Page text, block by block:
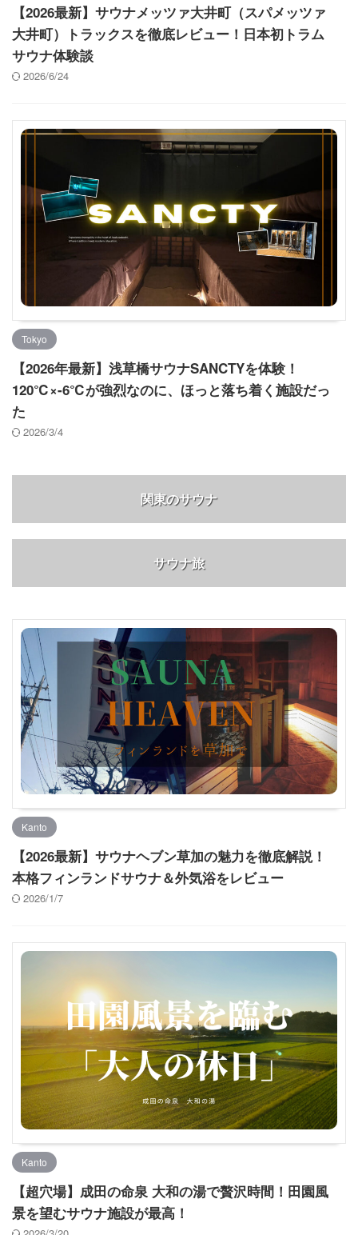
【2026最新】サウナメッツァ大井町（スパメッツァ
大井町）トラックスを徹底レビュー！日本初トラム
サウナ体験談
2026/6/24
Tokyo
【2026年最新】浅草橋サウナSANCTYを体験！
120℃×-6℃が強烈なのに、ほっと落ち着く施設だっ
た
2026/3/4
関東のサウナ
サウナ旅
Kanto
【2026最新】サウナヘブン草加の魅力を徹底解説！
本格フィンランドサウナ＆外気浴をレビュー
2026/1/7
Kanto
【超穴場】成田の命泉 大和の湯で贅沢時間！田園風
景を望むサウナ施設が最高！